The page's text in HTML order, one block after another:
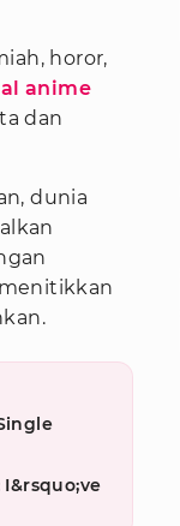
horor,
anime
dan
dunia